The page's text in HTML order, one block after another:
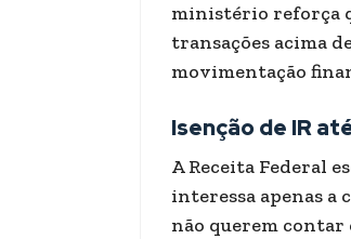
ministério reforça
transações acima
movimentação
Isenção de IR
A Receita Federal
interessa apenas a
não querem contar